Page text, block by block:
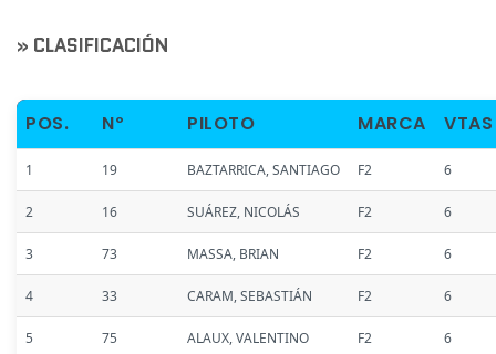
» CLASIFICACIÓN
POS. Nº PILOTO MARCA VTAS
1 19 BAZTARRICA, SANTIAGO F2 6
2 16 SUÁREZ, NICOLÁS F2 6
3 73 MASSA, BRIAN F2 6
4 33 CARAM, SEBASTIÁN F2 6
5 75 ALAUX, VALENTINO F2 6